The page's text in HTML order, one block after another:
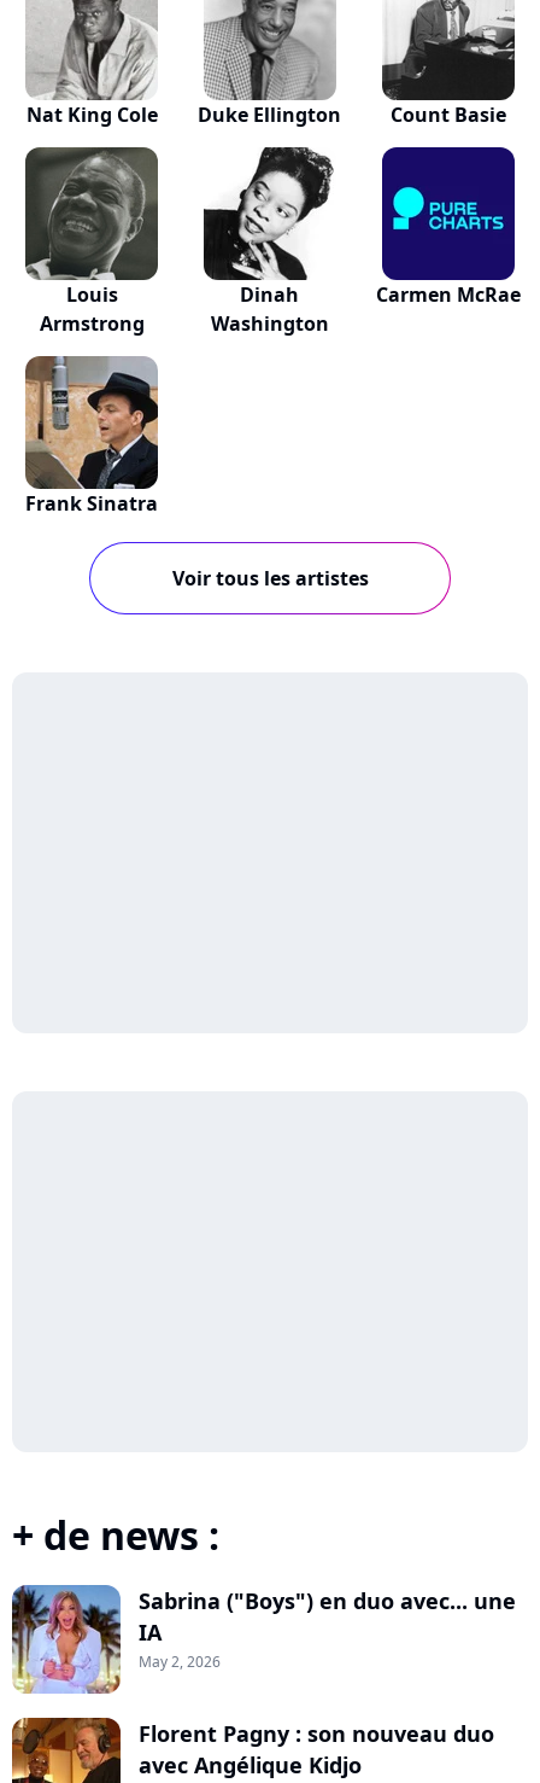
Nat King Cole Duke Ellington Count Basie
Louis
Armstrong
Dinah
Washington
Carmen McRae
Frank Sinatra
Voir tous les artistes
+ de news :
Sabrina ("Boys") en duo avec... une
IA
May 2, 2026
Florent Pagny : son nouveau duo
avec Angélique Kidjo